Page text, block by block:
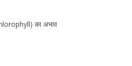
का अभाव